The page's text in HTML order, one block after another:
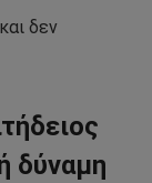
δεν
δύναμη